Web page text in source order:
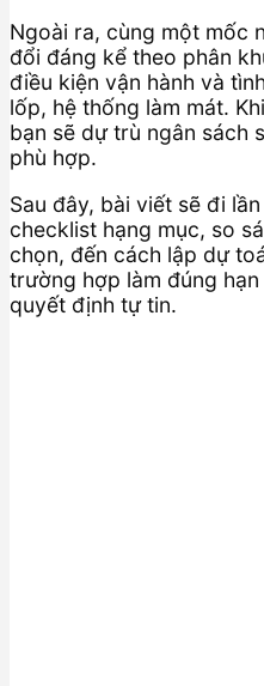
Ngoài ra, cùng một mốc
đổi đáng kể theo phân
điều kiện vận hành và
lốp, hệ thống làm mát.
bạn sẽ dự trù ngân sách
phù hợp.
Sau đây, bài viết sẽ đi
checklist hạng mục, so
chọn, đến cách lập dự
trường hợp làm đúng
quyết định tự tin.